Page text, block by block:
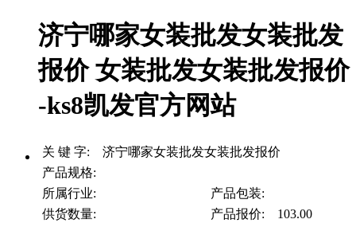
济宁哪家女装批发女装批发
报价 女装批发女装批发报价
-ks8凯发官方网站
关 键 字: 济宁哪家女装批发女装批发报价
产品规格:
所属行业:
产品包装:
供货数量:
产品报价: 103.00